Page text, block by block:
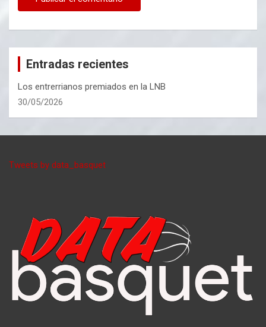
Entradas recientes
Los entrerrianos premiados en la LNB
30/05/2026
Tweets by data_basquet